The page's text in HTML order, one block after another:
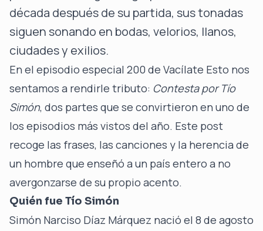
década después de su partida, sus tonadas
siguen sonando en bodas, velorios, llanos,
ciudades y exilios.
En el episodio especial 200 de Vacílate Esto nos
sentamos a rendirle tributo: Contesta por Tío
Simón, dos partes que se convirtieron en uno de
los episodios más vistos del año. Este post
recoge las frases, las canciones y la herencia de
un hombre que enseñó a un país entero a no
avergonzarse de su propio acento.
Quién fue Tío Simón
Simón Narciso Díaz Márquez nació el 8 de agosto